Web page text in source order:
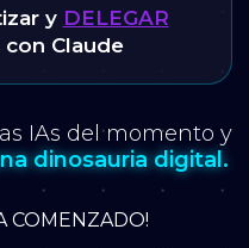
y DELEGAR
con Claude
IAs del momento y
dinosauria digital.
COMENZADO!